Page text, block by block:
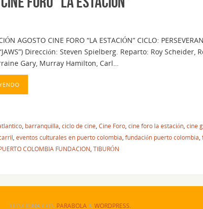
AGOSTO CINE FORO “LA ESTACIÓN” CICLO:
Dirección: Steven Spielberg. Reparto: Roy Scheider,
Gary, Murray Hamilton, Carl…
, barranquilla, ciclo de cine, Cine Foro, cine foro la estación, cine
, eventos culturales en puerto colombia, fundación puerto colombia,
COLOMBIA FUNDACION, TIBURÓN
FUNCIONA CON PARABOLA&WORDPRESS.